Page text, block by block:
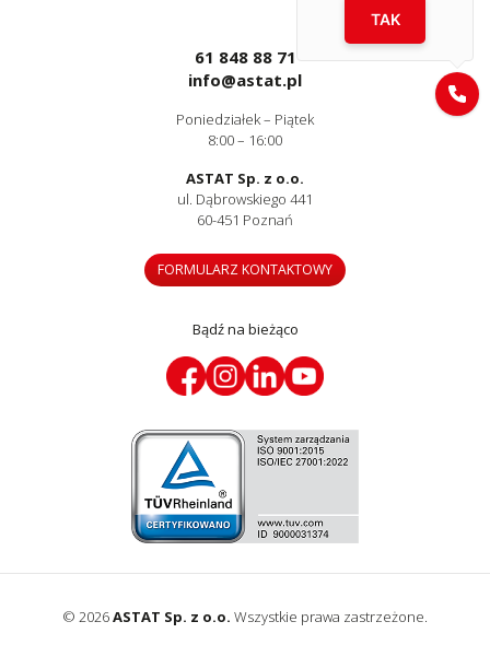
61 848 88 71
info@astat.pl
Poniedziałek – Piątek
8:00 – 16:00
ASTAT Sp. z o.o.
ul. Dąbrowskiego 441
60-451 Poznań
FORMULARZ KONTAKTOWY
Bądź na bieżąco
© 2026ASTAT Sp. z o.o. Wszystkie prawa zastrzeżone.
TAK